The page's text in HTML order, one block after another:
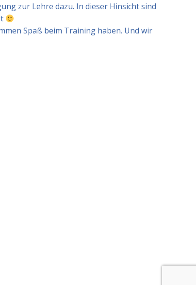
zur Lehre dazu. In dieser Hinsicht sind
Spaß beim Training haben. Und wir